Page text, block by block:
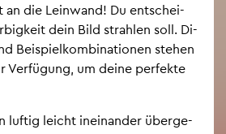
an die Lein­wand! Du ent­schei­
dein Bild strah­len soll. Di­
Bei­spiel­kom­bi­na­tio­nen ste­hen
Ver­fü­gung, um deine per­fek­te
luf­tig leicht in­ein­an­der über­ge­